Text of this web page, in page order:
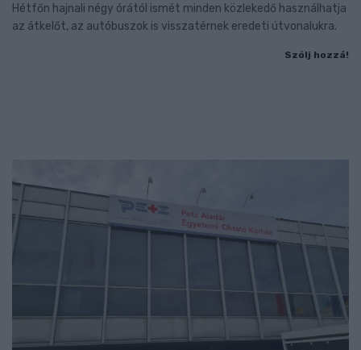
Hétfőn hajnali négy órától ismét minden közlekedő használhatja
az átkelőt, az autóbuszok is visszatérnek eredeti útvonalukra.
Szólj hozzá!